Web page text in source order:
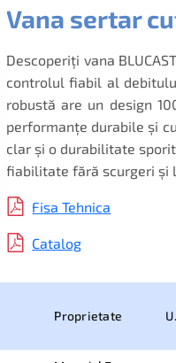
Vana sertar
Descoperiți vana
controlul fiabil al
robustă are un design
performanțe durabile și
clar și o durabilitate
fiabilitate fără scurgeri și
Fisa Tehnica
Catalog
Proprietate